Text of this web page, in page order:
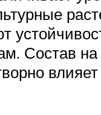
Состав